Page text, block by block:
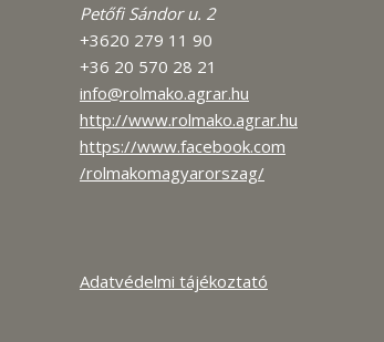
Petőfi Sándor u. 2
+3620 279 11 90
+36 20 570 28 21
info@rolmako.agrar.hu
http://www.rolmako.agrar.hu
https://www.facebook.com
/rolmakomagyarorszag/
Adatvédelmi tájékoztató